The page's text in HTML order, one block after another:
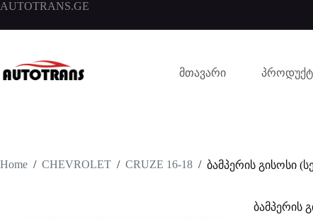
AUTOTRANS.GE
მთავარი
Home / CHEVROLET / CRUZE 16-18 / ბამპერის გისოსი
ბამპერის